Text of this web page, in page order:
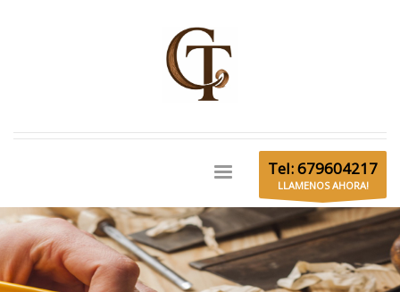
Tel: 679604217
LLAMENOS AHORA!